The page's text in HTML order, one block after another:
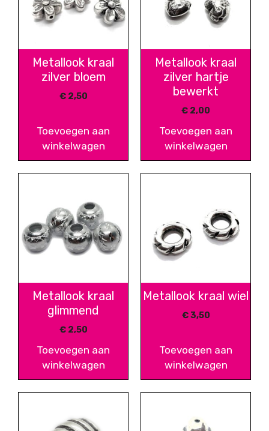
Metallook kraal
zilver bloem
€2,50
Toevoegen aan
winkelwagen
Metallook kraal
zilver hartje
bewerkt
€ 2,00
Toevoegen aan
winkelwagen
Metallook kraal
glimmend
€2,50
Toevoegen aan
winkelwagen
Metallook kraal wiel
€3,50
Toevoegen aan
winkelwagen